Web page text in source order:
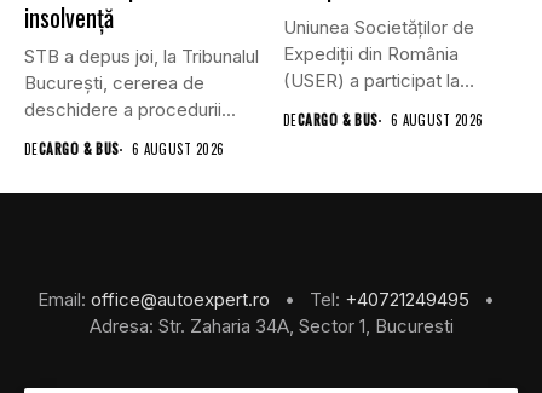
insolvență
STB a depus joi, la Tribunalul
Bucureşti, cererea de
deschidere a procedurii...
DECARGO & BUS 6 AUGUST 2026
Uniunea Societăților de
Expediții din România
(USER) a participat la
reuniunea online...
DECARGO & BUS 6 AUGUST 2026
Email: office@autoexpert.ro • Tel: +40721249495
•
Adresa: Str. Zaharia 34A, Sector 1, Bucuresti